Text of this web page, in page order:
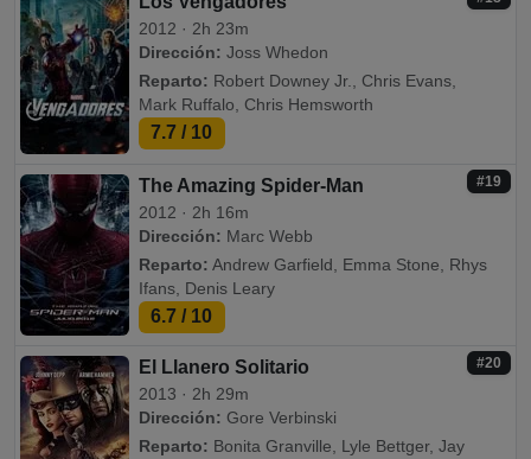
2012 · 2h 23m
Dirección: Joss Whedon
Reparto: Robert Downey Jr., Chris Evans,
Mark Ruffalo, Chris Hemsworth
7.7 / 10
#19
The Amazing Spider-Man
2012 · 2h 16m
Dirección: Marc Webb
Reparto: Andrew Garfield, Emma Stone, Rhys
Ifans, Denis Leary
6.7 / 10
#20
El Llanero Solitario
2013 · 2h 29m
Dirección: Gore Verbinski
Reparto: Bonita Granville, Lyle Bettger, Jay